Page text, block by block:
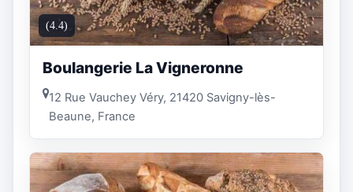
(4.4)
Boulangerie La Vigneronne
12 Rue Vauchey Véry, 21420 Savigny-lès-
Beaune, France